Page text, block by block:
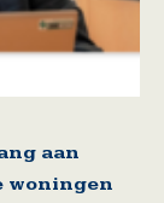
aan
woningen